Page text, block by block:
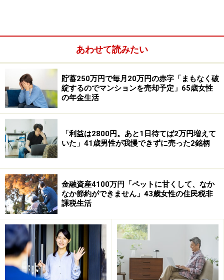
遺族基礎年金や遺族厚生年金（遺族年金）：なし
そのほか（企業年金や個人年金保険など）：個人年金保
険38万円
円、個人年金保険348万円（すべて年額）
「年金制度が破綻する前提で個人年金保険
を掛けていた」
現在の年金額について満足しているか、の問いに「満足
している」と回答した今回の投稿者。
その理由として、在職老齢年金制度のため「厚生年金分
あわせて読みたい
貯蓄250万円で毎月20万円の赤字「まもなく破
綻するのでマンションを売却予定」65歳女性
の年金生活
「利益は2800円。あと1日待てば2万円増えて
いた」41歳男性が我慢できずに売った2銘柄
金融資産4100万円「ペットに甘くして、なか
なか節約ができません」43歳女性の住民税非
課税生活